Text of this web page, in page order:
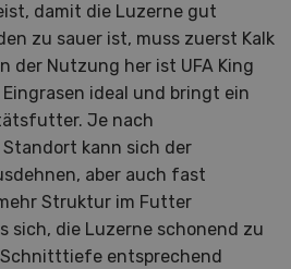
damit die Luzerne gut
zu sauer ist, muss zuerst Kalk
der Nutzung her ist UFA King
ideal und bringt ein
Je nach
kann sich der
aber auch fast
Struktur im Futter
sich, die Luzerne schonend zu
entsprechend